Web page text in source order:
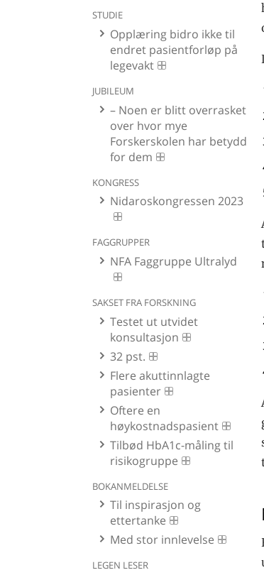
STUDIE
Opplæring bidro ikke til
endret pasientforløp på
legevakt
JUBILEUM
– Noen er blitt overrasket
over hvor mye
Forskerskolen har betydd
for dem
KONGRESS
Nidaroskongressen 2023
FAGGRUPPER
NFA Faggruppe Ultralyd
SAKSET FRA FORSKNING
Testet ut utvidet
konsultasjon
32 pst.
Flere akuttinnlagte
pasienter
Oftere en
høykostnadspasient
Tilbød HbA1c-måling til
risikogruppe
BOKANMELDELSE
Til inspirasjon og
ettertanke
Med stor innlevelse
LEGEN LESER